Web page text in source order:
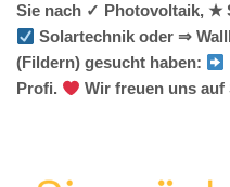
Sie nach ✓ Photovoltaik, ★
Solartechnik oder ⇒
(Fildern) gesucht haben:
Profi.
Wir freuen uns auf